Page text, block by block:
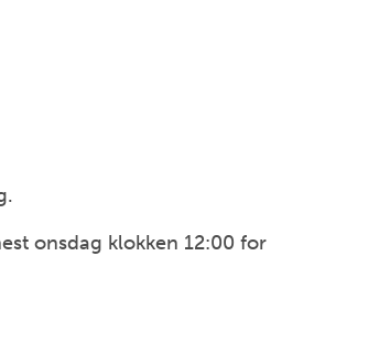
onsdag klokken 12:00 for